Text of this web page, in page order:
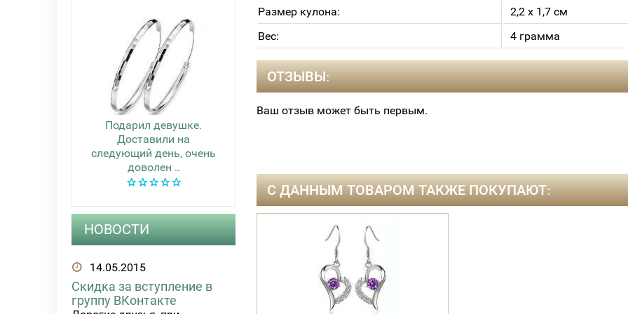
Подарил девушке.
Доставили на
следующий день, очень
доволен ..
НОВОСТИ
14.05.2015
Скидка за вступление в
группу ВКонтакте
Размер кулона:
2,2 х 1,7 см
Вес:
4 грамма
ОТЗЫВЫ:
Ваш отзыв может быть первым.
С ДАННЫМ ТОВАРОМ ТАКЖЕ ПОКУПАЮТ: